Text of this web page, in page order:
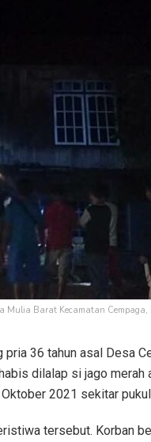
Mulia Barat Kecamatan
36 tahun asal Desa
dilalap si jago merah
2021 sekitar
tersebut. Korban